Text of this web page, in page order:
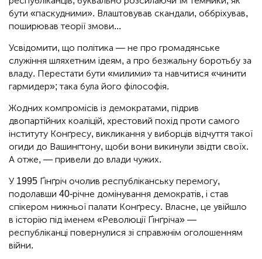
бути «паскудними». Влаштовував скандали, оббріхував,
поширював теорії змови...
Усвідомити, що політика — не про громадянське
служіння шляхетним ідеям, а про безжальну боротьбу за
владу. Перестати бути «милими» та навчитися «чинити
гармидер»; така була його філософія.
Жодних компромісів із демократами, підрив
двопартійних коаліцій, хрестовий похід проти самого
інституту Конґресу, викликання у виборців відчуття такої
огиди до Вашинґтону, щоби вони викинули звідти своїх.
А отже, — привели до влади чужих.
У 1995 Ґінґріч очолив республіканську перемогу,
подолавши 40-річне домінування демократів, і став
спікером нижньої палати Конґресу. Власне, це увійшло
в історію під іменем «Революції Ґінґріча» —
республіканці повернулися зі справжнім оголошенням
війни.